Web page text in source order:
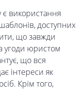
є використання
доступних
що завжди
угоди юристом
що вся
інтереси як
Крім того,